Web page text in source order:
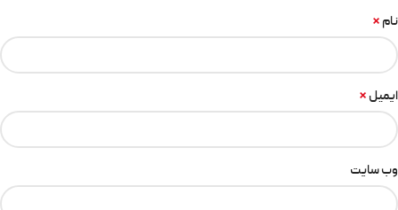
نام *
ایمیل *
وب‌ سایت